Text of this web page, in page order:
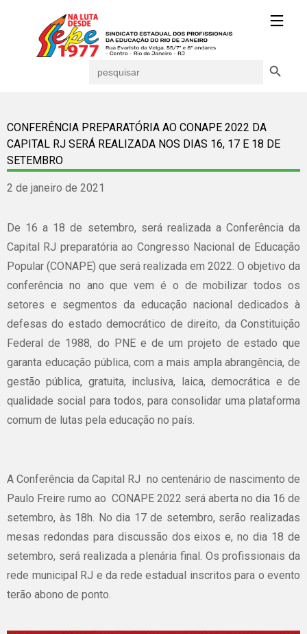
for:
CONFERÊNCIA PREPARATÓRIA AO CONAPE 2022 DA
CAPITAL RJ SERÁ REALIZADA NOS DIAS 16, 17 E 18 DE
SETEMBRO
2 de janeiro de 2021
De 16 a 18 de setembro, será realizada a Conferência da
Capital RJ preparatória ao Congresso Nacional de Educação
Popular (CONAPE) que será realizada em 2022. O objetivo da
conferência no ano que vem é o de mobilizar todos os
setores e segmentos da educação nacional dedicados à
defesas do estado democrático de direito, da Constituição
Federal de 1988, do PNE e de um projeto de estado que
garanta educação pública, com a mais ampla abrangência, de
gestão pública, gratuita, inclusiva, laica, democrática e de
qualidade social para todos, para consolidar uma plataforma
comum de lutas pela educação no país.
A Conferência da Capital RJ no centenário de nascimento de
Paulo Freire rumo ao CONAPE 2022 será aberta no dia 16 de
setembro, às 18h. No dia 17 de setembro, serão realizadas
mesas redondas para discussão dos eixos e, no dia 18 de
setembro, será realizada a plenária final. Os profissionais da
rede municipal RJ e da rede estadual inscritos para o evento
terão abono de ponto.